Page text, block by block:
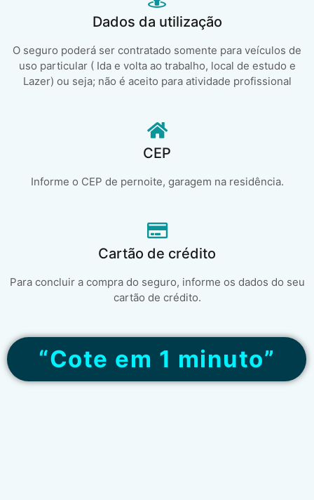
Dados da utilização
O seguro poderá ser contratado somente para veículos de
uso particular ( Ida e volta ao trabalho, local de estudo e
Lazer) ou seja; não é aceito para atividade profissional
CEP
Informe o CEP de pernoite, garagem na residência.
Cartão de crédito
Para concluir a compra do seguro, informe os dados do seu
cartão de crédito.
“Cote em 1 minuto”